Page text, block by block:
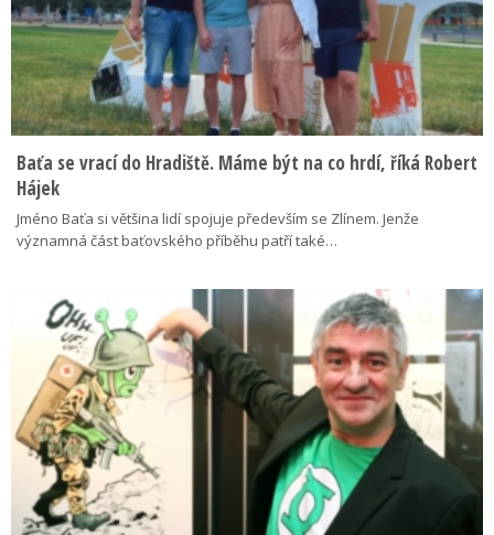
Baťa se vrací do Hradiště. Máme být na co hrdí, říká Robert
Hájek
Jméno Baťa si většina lidí spojuje především se Zlínem. Jenže
významná část baťovského příběhu patří také…